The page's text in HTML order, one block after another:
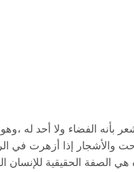
بأنه الفضاء ولا أحد له
والأشجار إذا أزهرت في
الحقيقية للإنسان